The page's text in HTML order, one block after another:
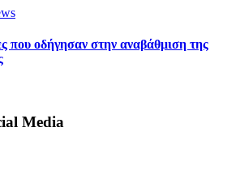
που οδήγησαν στην αναβάθμιση της
Media